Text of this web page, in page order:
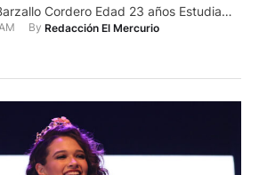
Cordero Edad 23 años Estudia
la Universidad del Azuay ¿Qué
certamen? Es una oportunidad para
By Redacción El Mercurio